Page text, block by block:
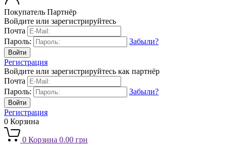
Покупатель Партнёр
Войдите или зарегистрируйтесь
Почта
Пароль:
Забыли?
Регистрация
Войдите или зарегистрируйтесь как партнёр
Почта
Пароль:
Забыли?
Регистрация
0 Корзина
0 Корзина 0.00 грн